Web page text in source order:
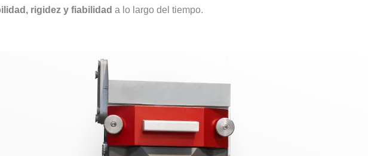
rigidez y fiabilidad a lo largo del tiempo.